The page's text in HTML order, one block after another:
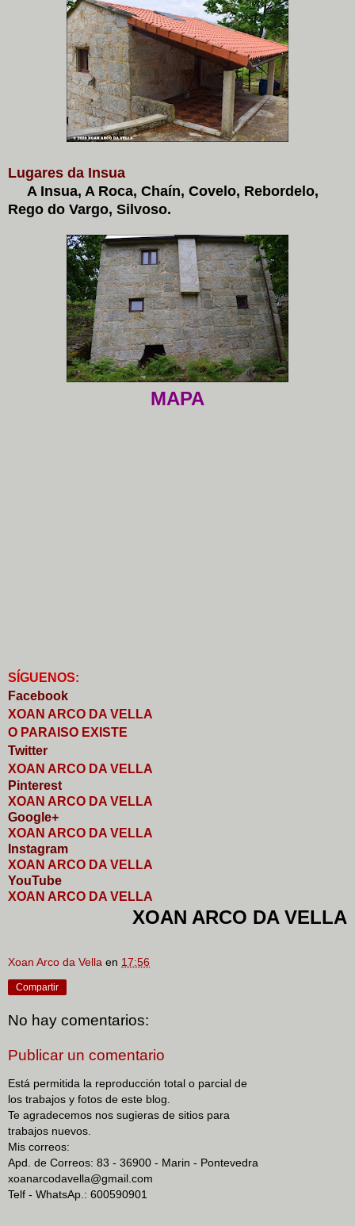
Lugares da Insua
A Insua, A Roca, Chaín, Covelo, Rebordelo,
Rego do Vargo, Silvoso.
MAPA
S GUENOS:
Facebook
XOAN ARCO DA VELLA
O PARAISO EXISTE
Twitter
XOAN ARCO DA VELLA
Pinterest
XOAN ARCO DA VELLA
Google+
XOAN ARCO DA VELLA
nstagram
XOAN ARCO DA VELLA
YouTube
XOAN ARCO DA VELLA
XOAN ARCO DA VELLA
Xoan Arco da Vella en 17:56
Compartir
No hay comentarios:
Publicar un comentario
Está permitida la reproducción total o parcial de
los trabajos y fotos de este blog.
Te agradecemos nos sugieras de sitios para
trabajos nuevos.
Mis correos:
Apd. de Correos: 83 - 36900 - Marin - Pontevedra
xoanarcodavella@gmail.com
Telf - WhatsAp.: 600590901